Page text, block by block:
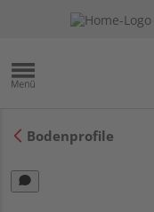
Bodenprofile